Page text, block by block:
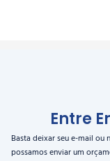
Entre
Basta deixar seu e-mail
possamos enviar um